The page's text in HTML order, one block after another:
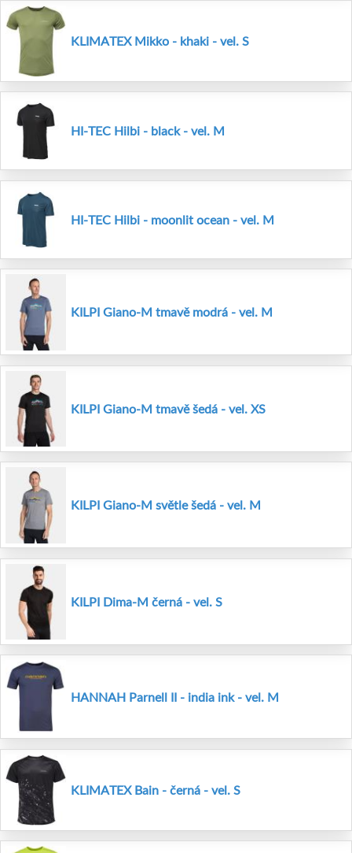
KLIMATEX Mikko - khaki - vel. S
HI-TEC Hilbi - black - vel. M
HI-TEC Hilbi - moonlit ocean - vel. M
KILPI Giano-M tmavě modrá - vel. M
KILPI Giano-M tmavě šedá - vel. XS
KILPI Giano-M světle šedá - vel. M
KILPI Dima-M černá - vel. S
HANNAH Parnell II - india ink - vel. M
KLIMATEX Bain - černá - vel. S